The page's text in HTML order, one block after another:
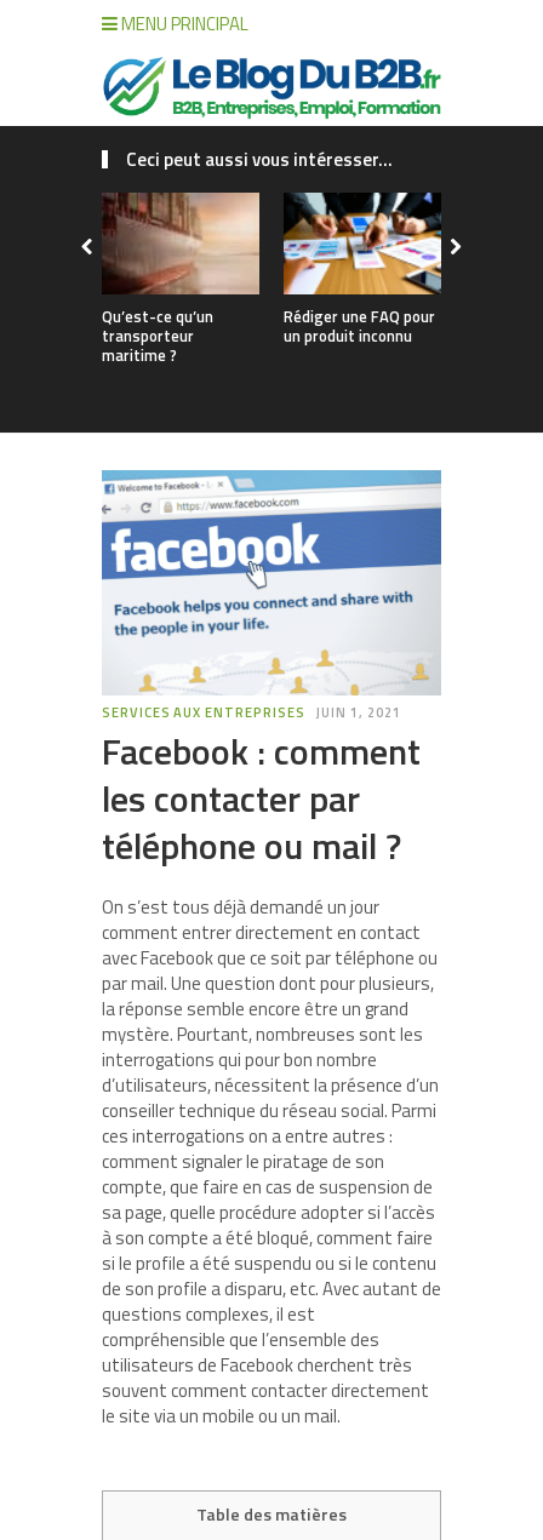
MENU PRINCIPAL
Ceci peut aussi vous intéresser...
Qu’est-ce qu’un
transporteur
maritime ?
Rédiger une FAQ pour
un produit inconnu
SERVICES AUX ENTREPRISES JUIN 1, 2021
Facebook : comment
les contacter par
téléphone ou mail ?
On s’est tous déjà demandé un jour
comment entrer directement en contact
avec Facebook que ce soit par téléphone ou
par mail. Une question dont pour plusieurs,
la réponse semble encore être un grand
mystère. Pourtant, nombreuses sont les
interrogations qui pour bon nombre
d’utilisateurs, nécessitent la présence d’un
conseiller technique du réseau social. Parmi
ces interrogations on a entre autres :
comment signaler le piratage de son
compte, que faire en cas de suspension de
sa page, quelle procédure adopter si l’accès
à son compte a été bloqué, comment faire
si le profile a été suspendu ou si le contenu
de son profile a disparu, etc. Avec autant de
questions complexes, il est
compréhensible que l’ensemble des
utilisateurs de Facebook cherchent très
souvent comment contacter directement
le site via un mobile ou un mail.
Table des matières